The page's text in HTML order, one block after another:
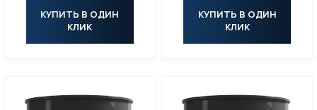
КУПИТЬ В ОДИН
КЛИК
КУПИТЬ В ОДИН
КЛИК